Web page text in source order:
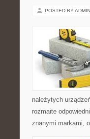
POSTED BY ADMIN
należytych
rozmaite
znanymi markami,